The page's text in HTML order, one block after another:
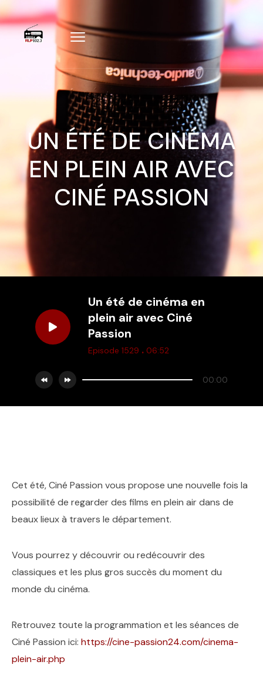
UN ÉTÉ DE CINÉMA
EN PLEIN AIR AVEC
CINÉ PASSION
Un été de cinéma en
plein air avec Ciné
Passion
Episode 1529 . 06:52
00:00
Cet été, Ciné Passion vous propose une nouvelle fois la
possibilité de regarder des films en plein air dans de
beaux lieux à travers le département.
Vous pourrez y découvrir ou redécouvrir des
classiques et les plus gros succès du moment du
monde du cinéma.
Retrouvez toute la programmation et les séances de
Ciné Passion ici: https://cine-passion24.com/cinema-
plein-air.php